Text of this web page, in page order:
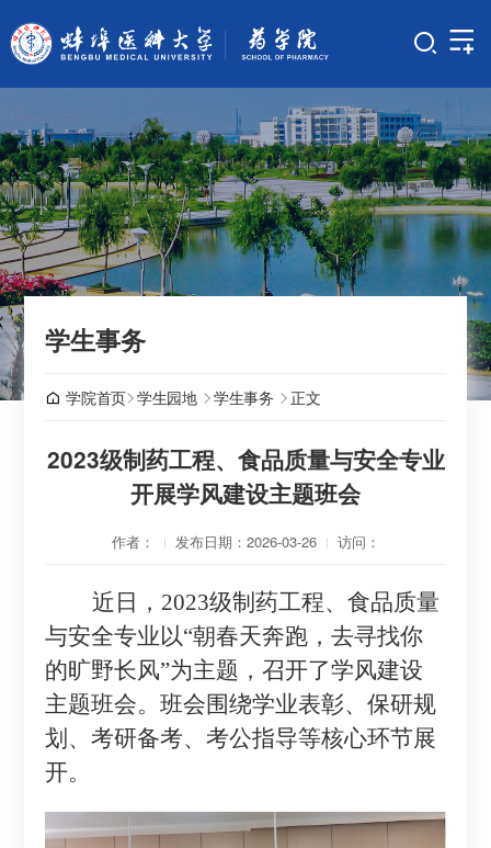
学生事务
学院首页 学生园地 学生事务 正文
2023级制药工程、食品质量与安全专业
开展学风建设主题班会
作者： 发布日期：2026-03-26 访问：
近日， 2023级制药工程、食品质量
与安全专业以“朝春天奔跑，去寻找你
的旷野长风”为主题，召开了学风建设
主题班会。班会围绕学业表彰、保研规
划、考研备考、考公指导等核心环节展
开。